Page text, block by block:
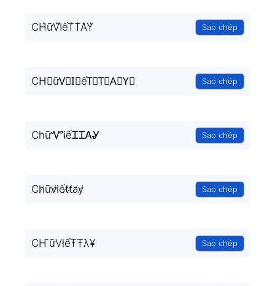
CH͛ữV͛I͛ếT͛T͛A͛Y͛ Sao chép
CH⃒ữV⃒I⃒ếT⃒T⃒A⃒Y⃒ Sao chép
ChữᏉᎥếᏆᏆᎪᎽ Sao chép
Ch̸ữv̸i̸ết̸t̸a̸y̸ Sao chép
CҤữVłếŦŦλ¥ Sao chép